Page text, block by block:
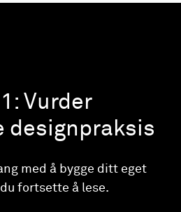
Vurder
designpraksis
med å bygge ditt eget
fortsette å lese.